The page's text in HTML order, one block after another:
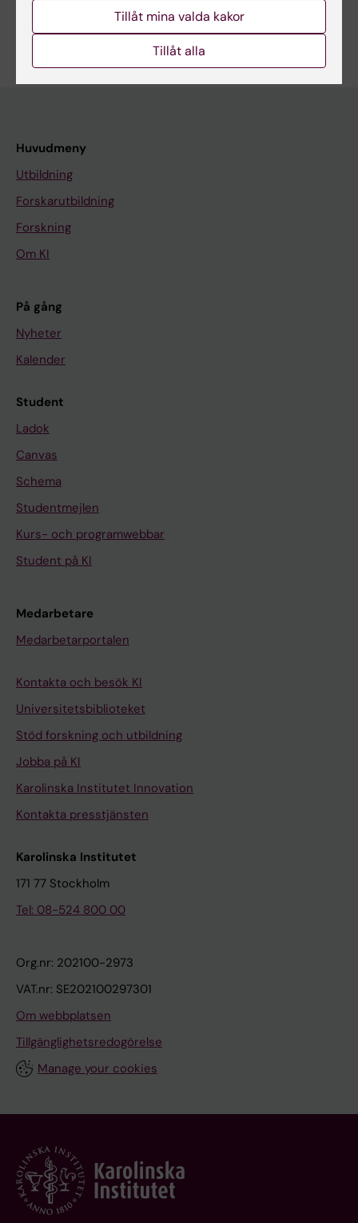
Är du Ioannis Psychogios?
Redigera din profil
Huvudmeny
Utbildning
Forskarutbildning
Forskning
Om KI
På gång
Nyheter
Kalender
Student
Ladok
Canvas
Schema
Studentmejlen
Kurs- och programwebbar
Student på KI
Medarbetare
Medarbetarportalen
Kontakta och besök KI
Universitetsbiblioteket
Stöd forskning och utbildning
Jobba på KI
Karolinska Institutet Innovation
Kontakta presstjänsten
Karolinska Institutet
171 77 Stockholm
Tel: 08-524 800 00
Org.nr: 202100-2973
VAT.nr: SE202100297301
Om webbplatsen
Tillgänglighetsredogörelse
Manage your cookies
Tillåt mina valda kakor
Tillåt alla